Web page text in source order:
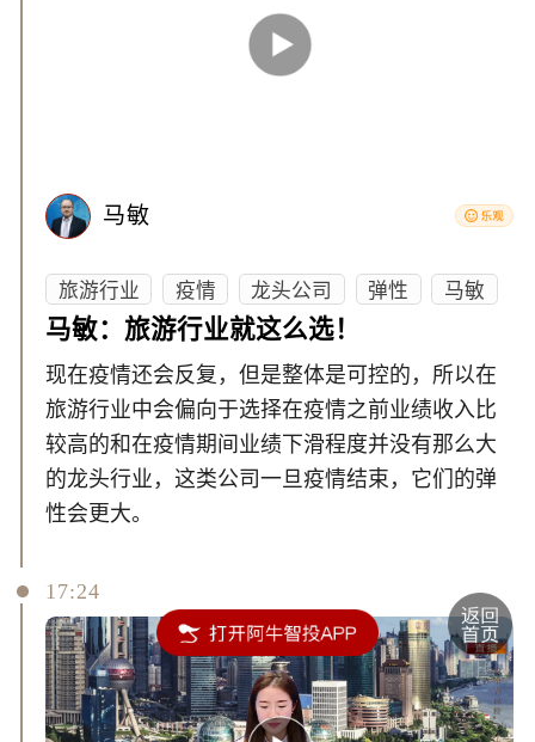
马敏
旅游行业 疫情 龙头公司 弹性
马敏
马敏：旅游行业就这么选！
现在疫情还会反复，但是整体是可控的，所以在
旅游行业中会偏向于选择在疫情之前业绩收入比
较高的和在疫情期间业绩下滑程度并没有那么大
的龙头行业，这类公司一旦疫情结束，它们的弹
性会更大。
17:24